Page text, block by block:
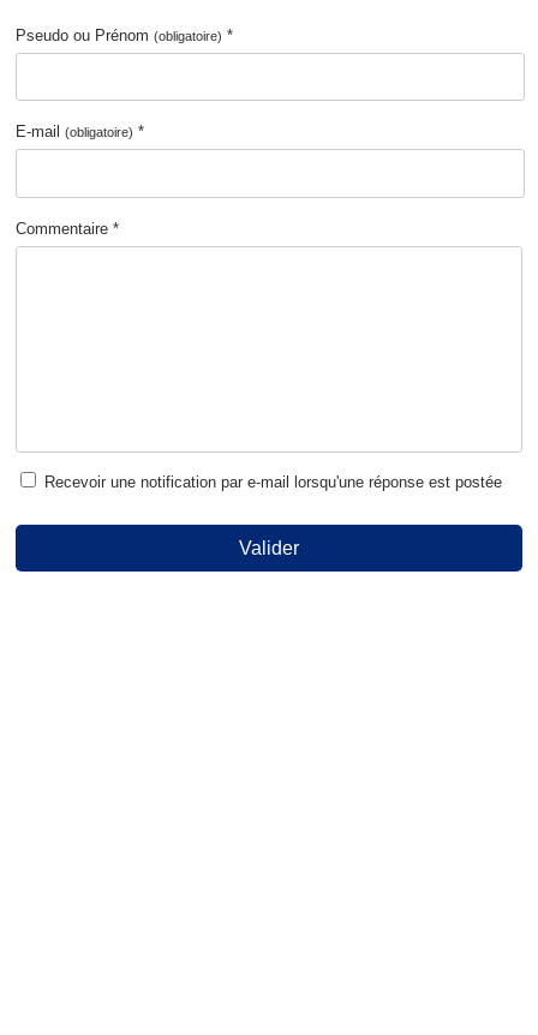
Pseudo ou Prénom(obligatoire) *
E-mail(obligatoire) *
Commentaire *
Recevoir une notification par e-mail lorsqu'une réponse est postée
Valider